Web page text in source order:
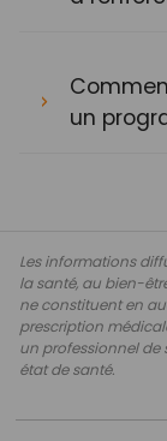
un
Les informations
la santé, au bien-
ne constituent en
prescription
un professionnel
état de santé.